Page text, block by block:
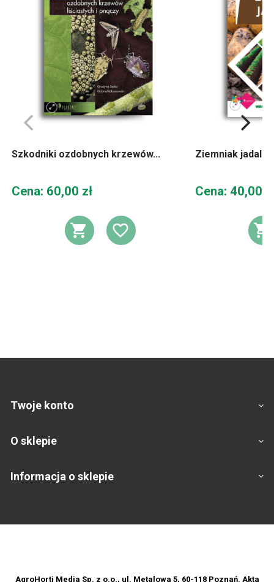
Szkodniki ozdobnych krzewów...
Cena
Cena: 60,00 zł
DODAJ DO KOSZYKA
DODAJ DO
Ziemniak
Cena
Cena: 40,00
Twoje konto
O sklepie
Informacja o sklepie
AgroHorti Media Sp. z o.o., ul. Metalowa 5, 60-118 Poznań. Akta